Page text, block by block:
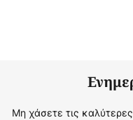
Μη χάσετε τις